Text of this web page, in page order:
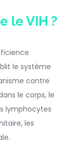
le VIH ?
le système
contre
le corps, le
lymphocytes
les